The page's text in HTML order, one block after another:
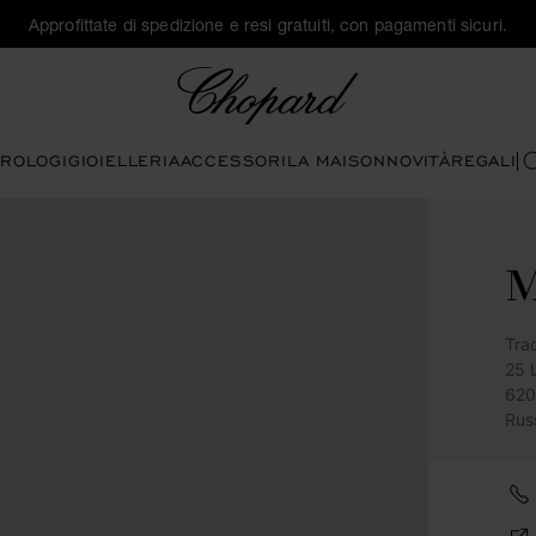
Approfittate di spedizione e resi gratuiti, con pagamenti sicuri.
GIOIELLERIAACCESSORILA MAISONNOVITÀREGALI
25